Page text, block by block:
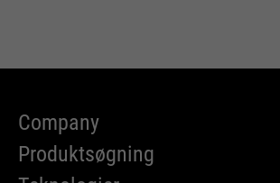
Company
Produktsøgning